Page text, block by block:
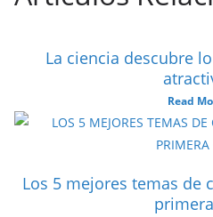
La ciencia descubre
Read
Los 5 mejores temas de